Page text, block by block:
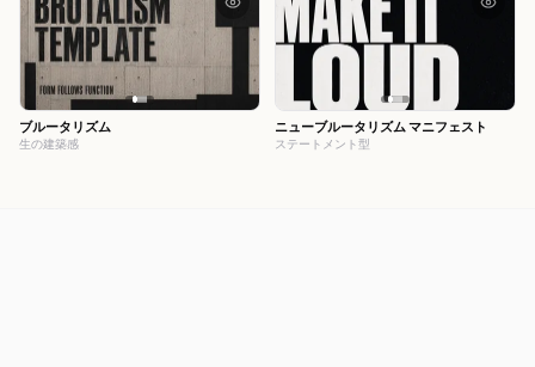
ブルータリズム
生の建築感
ニューブルータリズム マニフェスト
ステートメント型